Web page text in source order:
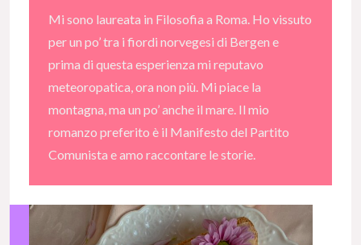
Mi sono laureata in Filosofia a Roma. Ho vissuto
per un po’ tra i fiordi norvegesi di Bergen e
prima di questa esperienza mi reputavo
meteoropatica, ora non più. Mi piace la
montagna, ma un po’ anche il mare. Il mio
romanzo preferito è il Manifesto del Partito
Comunista e amo raccontare le storie.